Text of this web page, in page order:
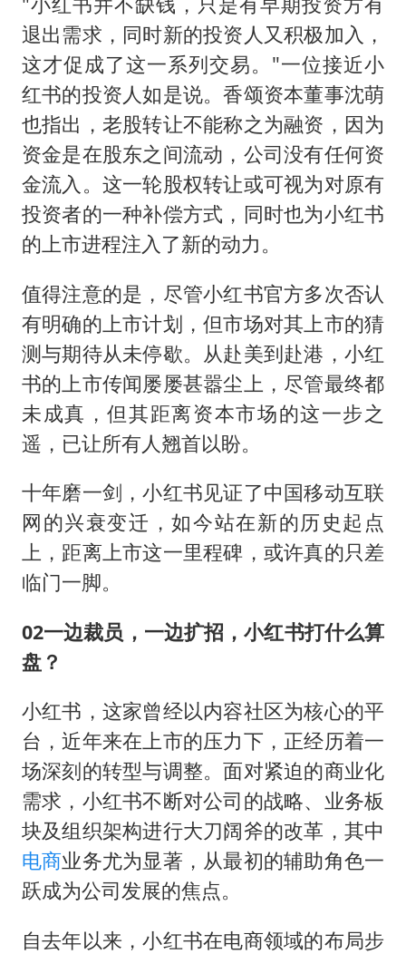
退出需求，同时新的投资人又积极加入，
这才促成了这一系列交易。"一位接近小
红书的投资人如是说。香颂资本董事沈萌
也指出，老股转让不能称之为融资，因为
资金是在股东之间流动，公司没有任何资
金流入。这一轮股权转让或可视为对原有
投资者的一种补偿方式，同时也为小红书
的上市进程注入了新的动力。
值得注意的是，尽管小红书官方多次否认
有明确的上市计划，但市场对其上市的猜
测与期待从未停歇。从赴美到赴港，小红
书的上市传闻屡屡甚嚣尘上，尽管最终都
未成真，但其距离资本市场的这一步之
遥，已让所有人翘首以盼。
十年磨一剑，小红书见证了中国移动互联
网的兴衰变迁，如今站在新的历史起点
上，距离上市这一里程碑，或许真的只差
临门一脚。
02一边裁员，一边扩招，小红书打什么算
盘？
小红书，这家曾经以内容社区为核心的平
台，近年来在上市的压力下，正经历着一
场深刻的转型与调整。面对紧迫的商业化
需求，小红书不断对公司的战略、业务板
块及组织架构进行大刀阔斧的改革，其中
电商业务尤为显著，从最初的辅助角色一
跃成为公司发展的焦点。
自去年以来，小红书在电商领域的布局步